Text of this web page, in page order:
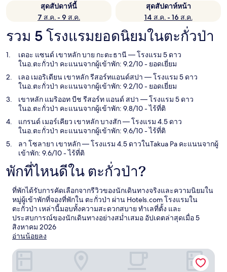
สุดสัปดาห์นี้
7 ส.ค. - 9 ส.ค.
สุดสัปดาห์หน้า
14 ส.ค. - 16 ส.ค.
รวม 5 โรงแรมยอดนิยมในตะกั่วป่า
เดอะ แซนด์ เขาหลัก บาย กะตะธานี— โรงแรม 5 ดาว
ในอ.ตะกั่วป่า คะแนนจากผู้เข้าพัก: 9.2/10 - ยอดเยี่ยม
เลอ เมอริเดียน เขาหลัก รีสอร์ทแอนด์สปา — โรงแรม 5 ดาว
ในอ.ตะกั่วป่า คะแนนจากผู้เข้าพัก: 9.2/10 - ยอดเยี่ยม
เขาหลัก แมริออท บีช รีสอร์ท แอนด์ สปา — โรงแรม 5 ดาว
ในอ.ตะกั่วป่า คะแนนจากผู้เข้าพัก: 9.8/10 - ไร้ที่ติ
แกรนด์ เมอร์เคียว เขาหลัก บางสัก— โรงแรม 4.5 ดาว
ในอ.ตะกั่วป่า คะแนนจากผู้เข้าพัก: 9.6/10 - ไร้ที่ติ
ลา โซลายา เขาหลัก— โรงแรม 4.5 ดาวในTakua Pa คะแนนจากผู้
เข้าพัก: 9.6/10 - ไร้ที่ติ
พักที่ไหนดีใน ตะกั่วป่า?
ที่พักได้รับการคัดเลือกจากรีวิวของนักเดินทางจริงและความนิยมใน
หมู่ผู้เข้าพักที่จองที่พักใน ตะกั่วป่า ผ่าน Hotels.com โรงแรมใน
ตะกั่วป่า เหล่านี้มอบทั้งความสะดวกสบาย ทำเลที่ตั้ง และ
ประสบการณ์ของนักเดินทางอย่างสม่ำเสมอ อัปเดตล่าสุดเมื่อ5
สิงหาคม 2026
อ่านน้อยลง
เดอะ แซนด์ เขาหลัก บาย กะตะธานี